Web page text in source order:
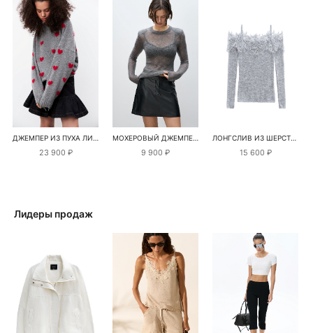
ДЖЕМПЕР ИЗ ПУХА ЛИСЫ С ПРИНТОМ В ВИДЕ СЕРДЕЧЕК
23 900 ₽
МОХЕРОВЫЙ ДЖЕМПЕР С ПОДПЛЕЧНИКАМИ
9 900 ₽
ЛОНГСЛИВ ИЗ ШЕРСТИ МЕРИНОСА С КРУЖЕВОМ
15 600 ₽
Лидеры продаж